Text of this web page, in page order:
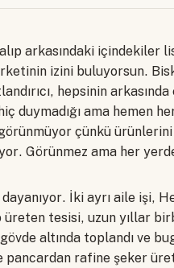
arkasındaki içindekiler
izini buluyorsun.
hepsinin arkasında
duymadığı ama hemen
çünkü
Görünmez ama her
İki ayrı aile işi,
üreten tesisi, uzun yıllar
altında toplandı ve
pancardan rafine şeker